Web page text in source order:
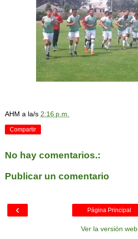
AHM a la/s 2:16 p.m.
Compartir
No hay comentarios.:
Publicar un comentario
‹ Página Principal
Ver la versión web